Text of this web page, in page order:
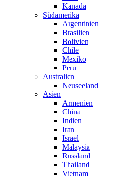
Kanada
Südamerika
Argentinien
Brasilien
Bolivien
Chile
Mexiko
Peru
Australien
Neuseeland
Asien
Armenien
China
Indien
Iran
Israel
Malaysia
Russland
Thailand
Vietnam